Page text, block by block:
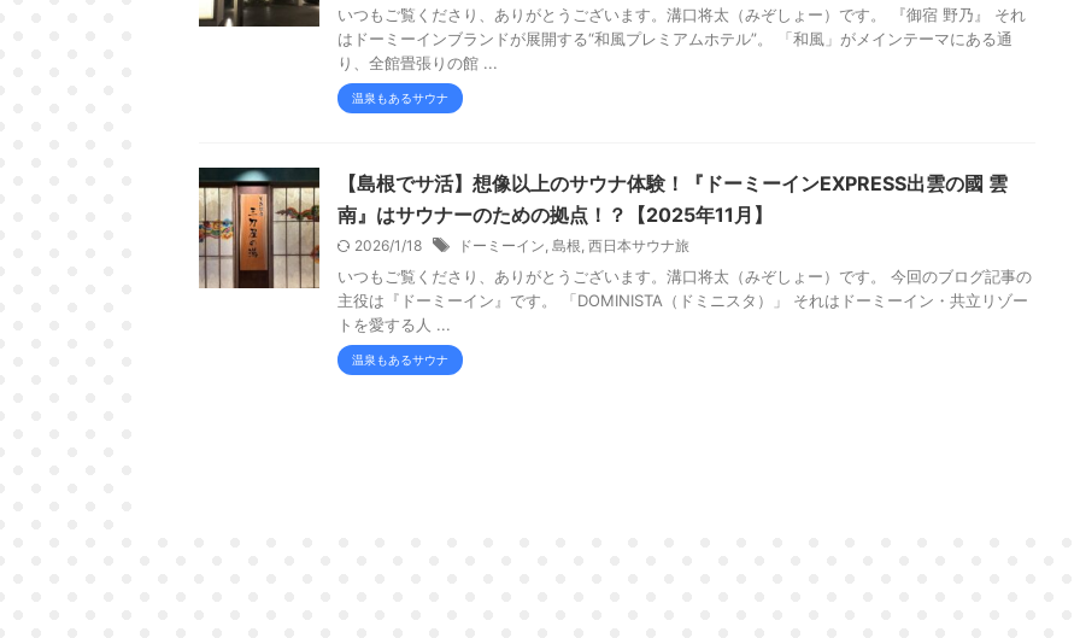
いつもご覧くださり、ありがとうございます。溝口将太（みぞしょー）です。 『御宿 野乃』 それ
はドーミーインブランドが展開する“和風プレミアムホテル”。 「和風」がメインテーマにある通
り、全館畳張りの館 ...
温泉もあるサウナ
【島根でサ活】想像以上のサウナ体験！『ドーミーインEXPRESS出雲の國 雲
南』はサウナーのための拠点！？【2025年11月】
2026/1/18 ドーミーイン, 島根, 西日本サウナ旅
いつもご覧くださり、ありがとうございます。溝口将太（みぞしょー）です。 今回のブログ記事の
主役は『ドーミーイン』です。 「DOMINISTA（ドミニスタ）」 それはドーミーイン・共立リゾー
トを愛する人 ...
温泉もあるサウナ